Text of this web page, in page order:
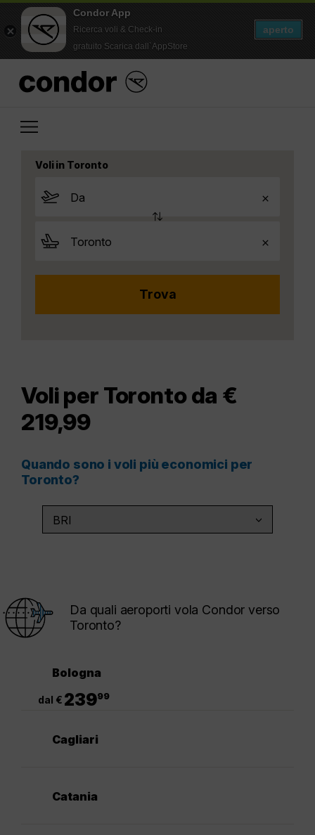
Condor App
Ricerca voli & Check-in
gratuito Scarica dall`AppStore
aperto
Voli in Toronto
Voli per Toronto da €
219,99
Quando sono i voli più economici per
Toronto?
Da quali aeroporti vola Condor verso
Toronto?
Bologna
dal € 23999
Cagliari
Catania